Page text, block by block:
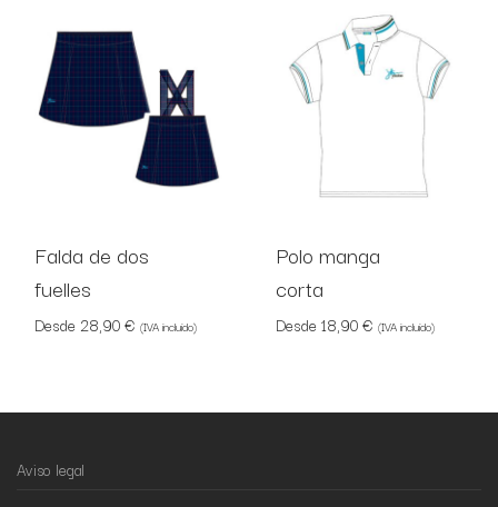
Falda de dos
fuelles
Desde 28,90€ (IVA incluido)
Polo manga
corta
Desde 18,90€ (IVA incluido)
Aviso legal